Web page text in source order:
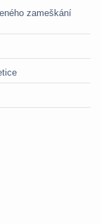
zameškání